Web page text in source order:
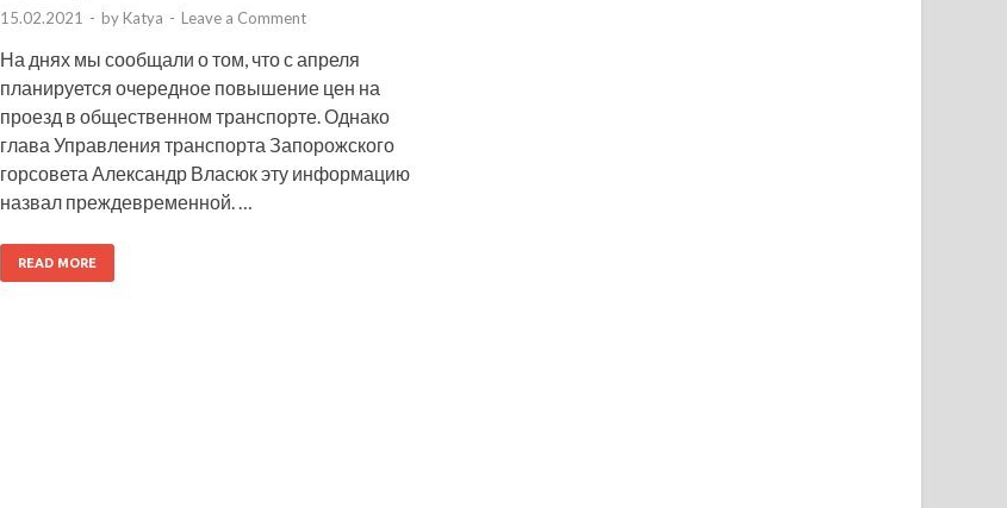
15.02.2021 - by Katya - Leave a Comment
На днях мы сообщали о том, что с апреля
планируется очередное повышение цен на
проезд в общественном транспорте. Однако
глава Управления транспорта Запорожского
горсовета Александр Власюк эту информацию
назвал преждевременной. …
READ MORE